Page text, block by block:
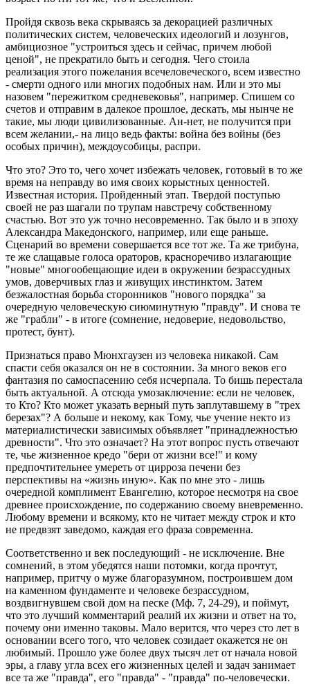
Пройдя сквозь века скрываясь за декорацией различных
политических систем, человеческих идеологий и лозунгов,
амбициозное "устроиться здесь и сейчас, причем любой
ценой", не прекратило быть и сегодня. Чего стоила
реализация этого пожелания всечеловеческого, всем известно
- смерти одного или многих подобных нам. Или и это мы
назовем "пережитком средневековья", например. Спишем со
счетов и отправим в далекое прошлое, дескать, мы нынче не
такие, мы люди цивилизованные. Ан-нет, не получится при
всем желании,- на лицо ведь факты: война без войны (без
особых причин), междоусобицы, распри.
Что это? Это то, чего хочет избежать человек, готовый в то же
время на неправду во имя своих корыстных ценностей.
Известная история. Пройденный этап. Твердой поступью
своей не раз шагали по трупам навстречу собственному
счастью. Вот это уж точно несовременно. Так было и в эпоху
Александра Македонского, например, или еще раньше.
Сценарий во времени совершается все тот же. Та же трибуна,
те же слащавые голоса ораторов, красноречиво излагающие
"новые" многообещающие идеи в окружении безрассудных
умов, доверчивых глаз и живущих инстинктом. Затем
безжалостная борьба сторонников "нового порядка" за
очередную человеческую сиюминутную "правду". И снова те
же "грабли" - в итоге (сомнение, недоверие, недовольство,
протест, бунт).
Признаться право Мюнхгаузен из человека никакой. Сам
спасти себя оказался он не в состоянии. За много веков его
фантазия по самоспасению себя исчерпала. То бишь перестала
быть актуальной. А отсюда умозаключение: если не человек,
то Кто? Кто может указать верный путь заплутавшему в "трех
березах"? А больше и некому, как Тому, чье учение некто из
материалистически зависимых объявляет "принадлежностью
древности". Что это означает? На этот вопрос пусть отвечают
те, чье жизненное кредо "бери от жизни все!" и кому
предпочтительнее умереть от цирроза печени без
перспективы на «жизнь иную». Как по мне это - лишь
очередной комплимент Евангелию, которое несмотря на свое
древнее происхождение, по содержанию своему вневременно.
Любому времени и всякому, кто не читает между строк и кто
не предвзят заведомо, каждая его фраза современна.
Соответственно и век последующий - не исключение. Вне
сомнений, в этом убедятся наши потомки, когда прочтут,
например, притчу о муже благоразумном, построившем дом
на каменном фундаменте и человеке безрассудном,
воздвигнувшем свой дом на песке (Мф. 7, 24-29), и поймут,
что это лучший комментарий реалий их жизни и ответ на то,
почему они именно таковы. Мало верится, что через сто лет в
основании всего того, что человек созидает окажется не он
любимый. Прошло уже более двух тысяч лет от начала новой
эры, а главу угла всех его жизненных целей и задач занимает
все та же "правда", его "правда" - "правда" по-человечески.